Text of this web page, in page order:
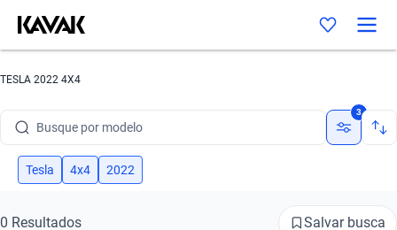
TESLA 2022 4X4
Busque por modelo
Busque por versão
3
Tesla 4x4 2022
0 Resultados Salvar busca